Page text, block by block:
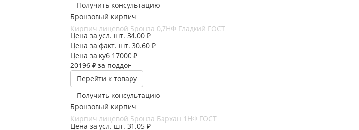
Получить консультацию
Бронзовый кирпич
Кирпич лицевой Бронза 0,7НФ Гладкий ГОСТ
Цена за усл. шт. 34.00 ₽
Цена за факт. шт. 30.60 ₽
Цена за куб 17000 ₽
20196 ₽ за поддон
Перейти к товару
Получить консультацию
Бронзовый кирпич
Кирпич лицевой Бронза Бархан 1НФ ГОСТ
Цена за усл. шт. 31.05 ₽